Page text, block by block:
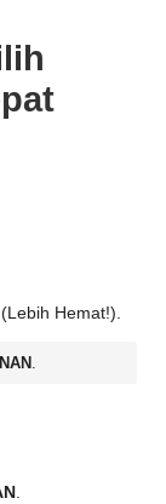
(Lebih Hemat!).
.